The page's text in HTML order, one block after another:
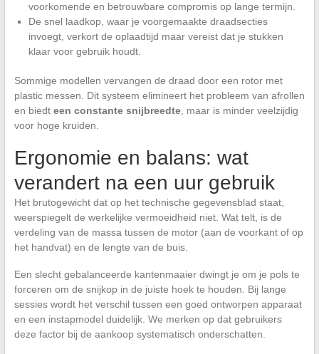
voorkomende en betrouwbare compromis op lange termijn.
De snel laadkop, waar je voorgemaakte draadsecties
invoegt, verkort de oplaadtijd maar vereist dat je stukken
klaar voor gebruik houdt.
Sommige modellen vervangen de draad door een rotor met
plastic messen. Dit systeem elimineert het probleem van afrollen
en biedt een constante snijbreedte, maar is minder veelzijdig
voor hoge kruiden.
Ergonomie en balans: wat
verandert na een uur gebruik
Het brutogewicht dat op het technische gegevensblad staat,
weerspiegelt de werkelijke vermoeidheid niet. Wat telt, is de
verdeling van de massa tussen de motor (aan de voorkant of op
het handvat) en de lengte van de buis.
Een slecht gebalanceerde kantenmaaier dwingt je om je pols te
forceren om de snijkop in de juiste hoek te houden. Bij lange
sessies wordt het verschil tussen een goed ontworpen apparaat
en een instapmodel duidelijk. We merken op dat gebruikers
deze factor bij de aankoop systematisch onderschatten.